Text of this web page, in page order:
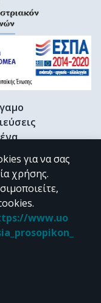
βιβλιογραφία
4.0
"Περγάμου" διατίθεται
για να σας
χρήσης.
www.uo